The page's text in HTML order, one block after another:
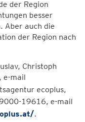
der Region
besser
Aber auch die
der Region nach
Christoph
e-mail
ecoplus,
19616, e-mail
.